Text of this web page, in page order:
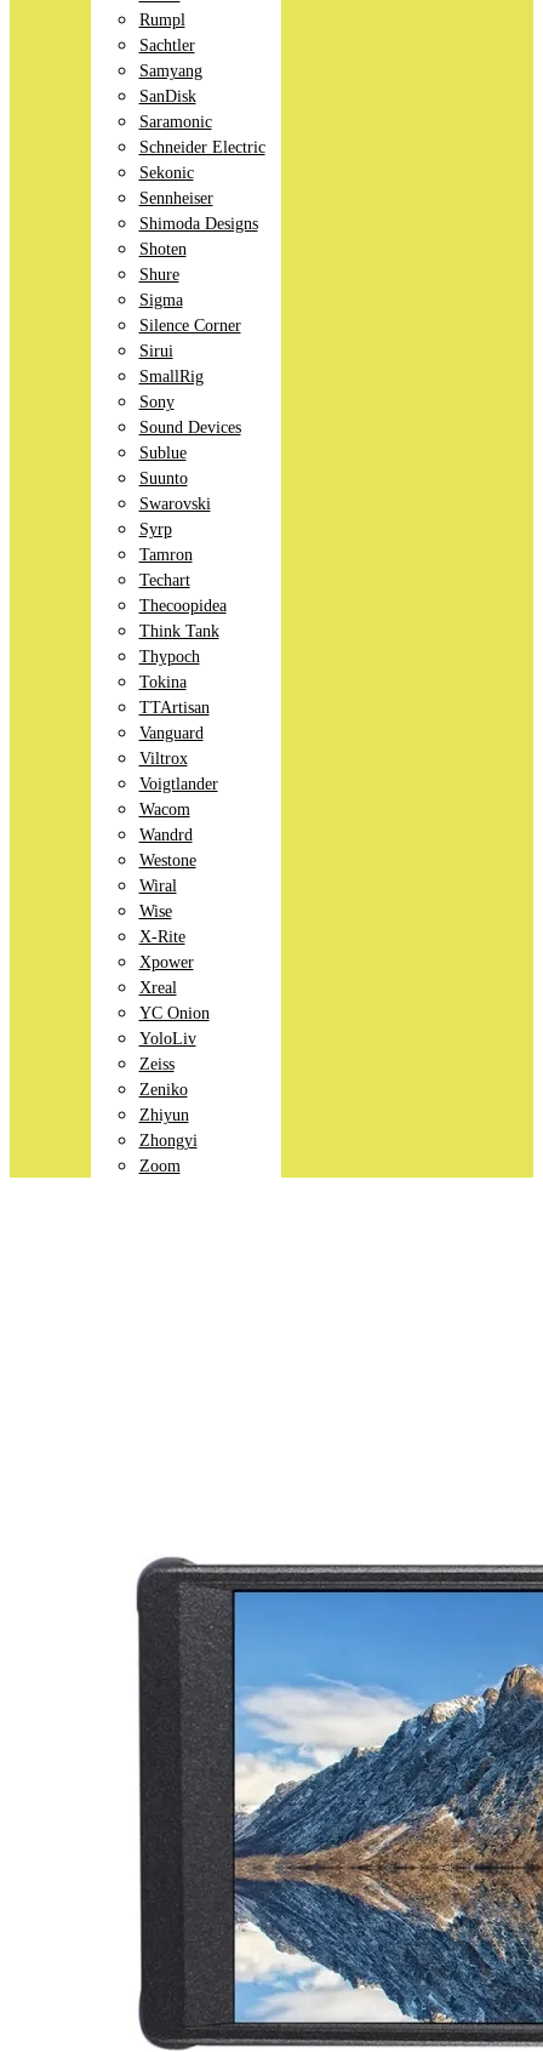
Rumpl
Sachtler
Samyang
SanDisk
Saramonic
Schneider Electric
Sekonic
Sennheiser
Shimoda Designs
Shoten
Shure
Sigma
Silence Corner
Sirui
SmallRig
Sony
Sound Devices
Sublue
Suunto
Swarovski
Syrp
Tamron
Techart
Thecoopidea
Think Tank
Thypoch
Tokina
TTArtisan
Vanguard
Viltrox
Voigtlander
Wacom
Wandrd
Westone
Wiral
Wise
X-Rite
Xpower
Xreal
YC Onion
YoloLiv
Zeiss
Zeniko
Zhiyun
Zhongyi
Zoom